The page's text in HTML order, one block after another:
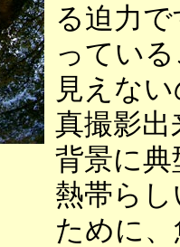
る迫力
ってい
見えな
真撮影
背景に
熱帯ら
ために